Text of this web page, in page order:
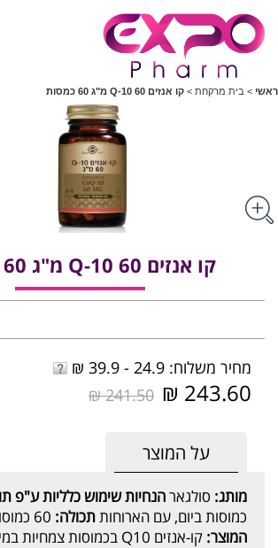
ראשי > בית מרקחת > קו אנזים Q-10 60 מ"ג 60 כמסות
קו אנזים Q-10 60 מ"ג 60 כמסות
מחיר משלוח: 24.9 - 39.9 ₪
243.60 ₪
241.50 ₪
על המוצר
מותג: סולגארהנחיות שימוש כלליות ע"פ
כמוסות ביום, עם הארוחותתכולה:
המוצר: